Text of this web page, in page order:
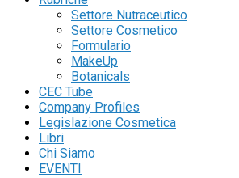
Settore Nutraceutico
Settore Cosmetico
Formulario
MakeUp
Botanicals
CEC Tube
Company Profiles
Legislazione Cosmetica
Libri
Chi Siamo
EVENTI